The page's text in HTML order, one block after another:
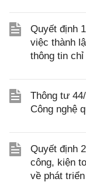
Quyết định
việc thành
thông tin
Thông tư
Công nghệ
Quyết định
công, kiện
về phát